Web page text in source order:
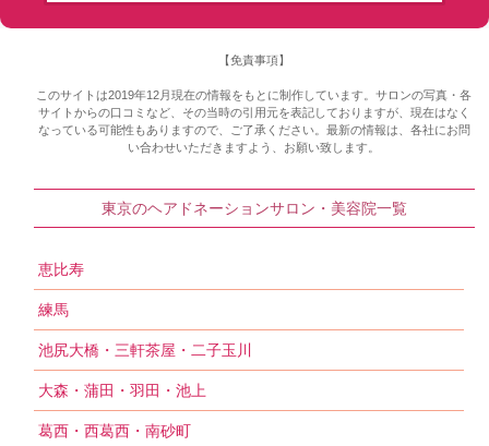
【免責事項】
このサイトは2019年12月現在の情報をもとに制作しています。サロンの写真・各
サイトからの口コミなど、その当時の引用元を表記しておりますが、現在はなく
なっている可能性もありますので、ご了承ください。最新の情報は、各社にお問
い合わせいただきますよう、お願い致します。
東京のヘアドネーションサロン・美容院一覧
恵比寿
練馬
池尻大橋・三軒茶屋・二子玉川
大森・蒲田・羽田・池上
葛西・西葛西・南砂町